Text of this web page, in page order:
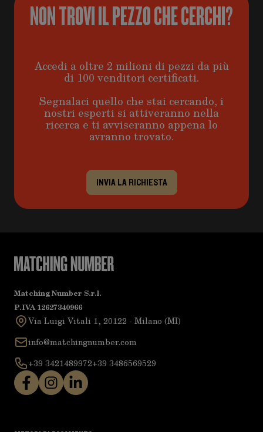
NON TROVI IL PEZZO CHE CERCHI?
Accedi a oltre 2 milioni di pezzi da più
di 100 venditori certificati.
Segnalaci quello che stai cercando, i
nostri esperti si attiveranno nella
ricerca e ti avviseranno appena lo
avranno trovato.
INVIA LA RICHIESTA
Matching Number S.r.l.
P.IVA 12627340966
Via Luigi Vitali 1, 20122 - Milano (MI)
info@matchingnumber.com
+39 3421489972+39 3486569529